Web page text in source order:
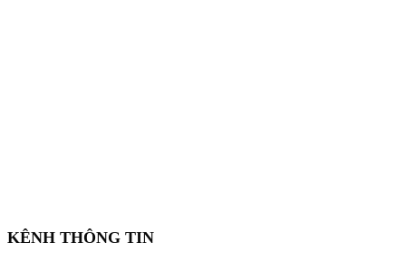
KÊNH THÔNG TIN